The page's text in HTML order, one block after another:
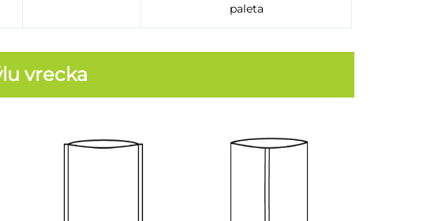
paleta
vrecka